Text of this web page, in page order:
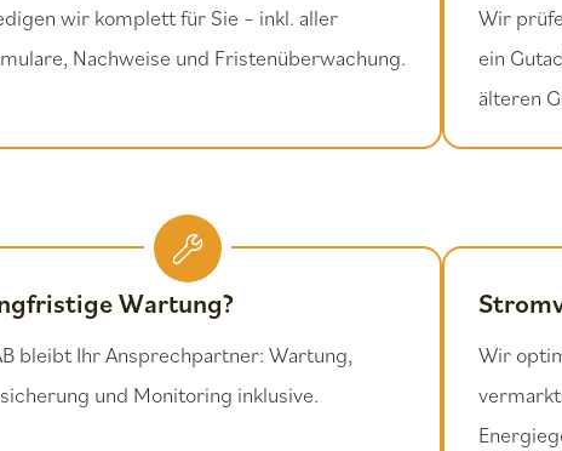
wir komplett für Sie – inkl. aller
Nachweise und Fristenüberwachung.
Wir
ein
älteren
Wartung?
bleibt Ihr Ansprechpartner: Wartung,
und Monitoring inklusive.
Wir